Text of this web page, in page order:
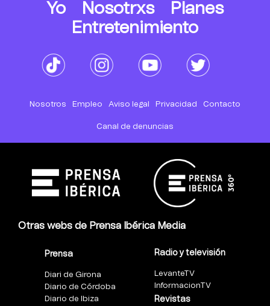
Yo Nosotrxs
Planes
Entretenimiento
Nosotros Empleo Aviso legal Privacidad Contacto
Canal de denuncias
Otras webs de Prensa Ibérica Media
Prensa
Diari de Girona
Diario de Córdoba
Diario de Ibiza
Radio y televisión
LevanteTV
InformacionTV
Revistas